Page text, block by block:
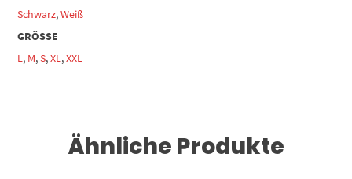
Schwarz,Weiß
GRÖSSE
L, M,S,XL,XXL
Ähnliche Produkte